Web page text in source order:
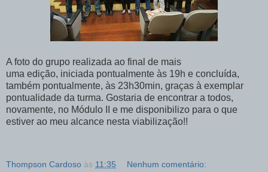
A foto do grupo realizada ao final de mais
uma edição, iniciada pontualmente às 19h e concluída,
também pontualmente, às 23h30min, graças à exemplar
pontualidade da turma. Gostaria de encontrar a todos,
novamente, no Módulo II e me disponibilizo para o que
estiver ao meu alcance nesta viabilização!!
Thompson Cardoso às 11:35 Nenhum comentário: